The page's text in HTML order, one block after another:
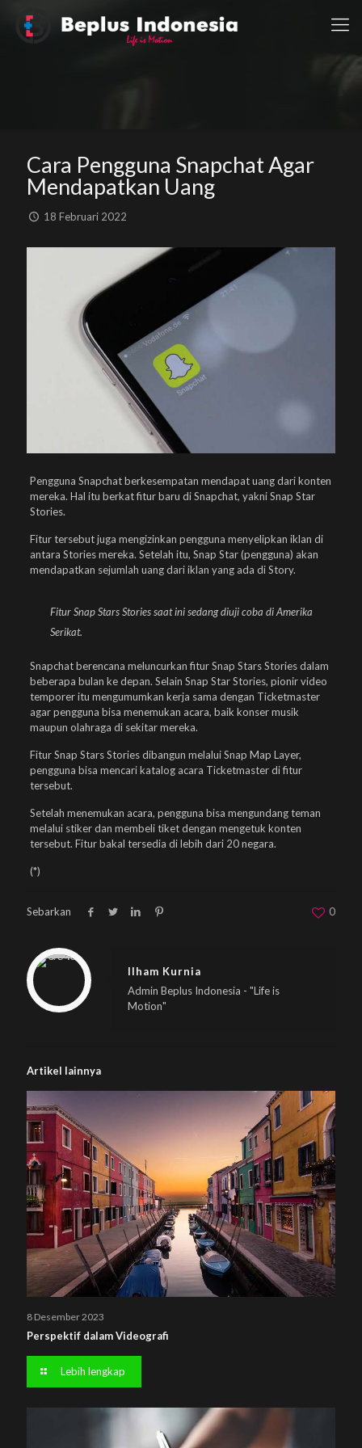
Cara Pengguna Snapchat Agar
Mendapatkan Uang
18 Februari 2022
Pengguna Snapchat berkesempatan mendapat uang dari konten
mereka. Hal itu berkat fitur baru di Snapchat, yakni Snap Star
Stories.
Fitur tersebut juga mengizinkan pengguna menyelipkan iklan di
antara Stories mereka. Setelah itu, Snap Star (pengguna) akan
mendapatkan sejumlah uang dari iklan yang ada di Story.
Fitur Snap Stars Stories saat ini sedang diuji coba di Amerika
Serikat.
Snapchat berencana meluncurkan fitur Snap Stars Stories dalam
beberapa bulan ke depan. Selain Snap Star Stories, pionir video
temporer itu mengumumkan kerja sama dengan Ticketmaster
agar pengguna bisa menemukan acara, baik konser musik
maupun olahraga di sekitar mereka.
Fitur Snap Stars Stories dibangun melalui Snap Map Layer,
pengguna bisa mencari katalog acara Ticketmaster di fitur
tersebut.
Setelah menemukan acara, pengguna bisa mengundang teman
melalui stiker dan membeli tiket dengan mengetuk konten
tersebut. Fitur bakal tersedia di lebih dari 20 negara.
(*)
Sebarkan 0
Warning
: Trying to access array offset on null in
/home/u833233641/domains/beplus.id/public_html/wp-content/themes/betheme/includes/content-single.php
on line
286
Ilham Kurnia
Admin Beplus Indonesia - "Life is
Motion"
Artikel lainnya
8 Desember 2023
Perspektif dalam Videografi
Lebih lengkap